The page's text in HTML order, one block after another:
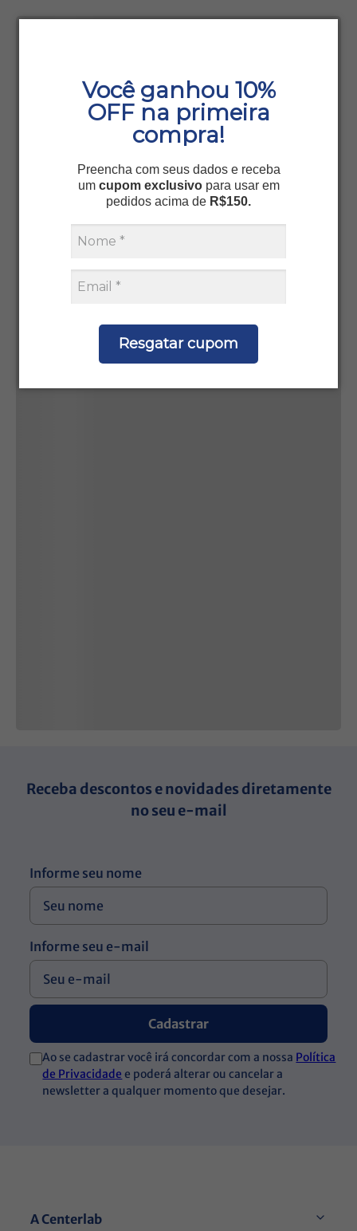
Você ganhou 10%
OFF na primeira
compra!
Preencha com seus dados e receba
um cupom exclusivopara usar em
pedidos acima de R$150.
Resgatar cupom
Receba descontos e novidades diretamente
no seu e-mail
Informe seu nome
Informe seu e-mail
Cadastrar
Ao se cadastrar você irá concordar com a nossa Política
de Privacidade e poderá alterar ou cancelar a
newsletter a qualquer momento que desejar.
A Centerlab